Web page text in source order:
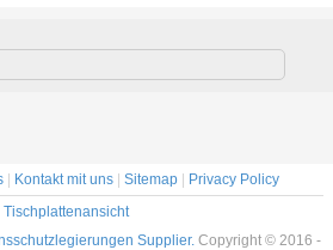
Monel 400 (UNS
Kontakt mit uns Sitemap
Privacy Policy
Tischplattenansicht
Supplier. Copyright © 2016 -